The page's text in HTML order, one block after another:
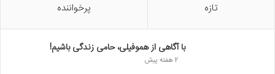
تازه پرخواننده
با آگاهی از هموفیلی، حامی زندگی باشیم!
2 هفته پیش